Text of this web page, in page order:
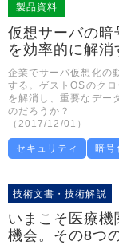
製品資料
仮想サーバの暗
を効率的に解消
企業でサーバ仮想化の
する。ゲストOSのク
を解消し、重要なデー
のだろうか？
（2017/12/01）
セキュリティ 暗号
技術文書・技術解説
いまこそ医療
機会。その8つ